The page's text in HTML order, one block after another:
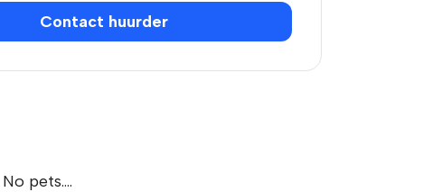
Contact huurder
pets….